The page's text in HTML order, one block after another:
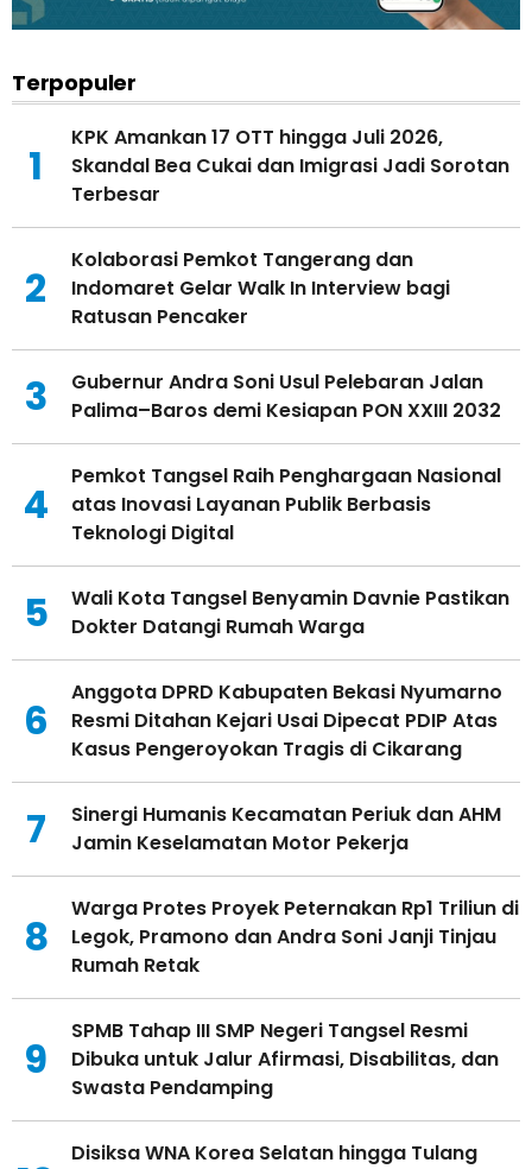
Terpopuler
1
KPK Amankan 17 OTT hingga Juli 2026,
Skandal Bea Cukai dan Imigrasi Jadi Sorotan
Terbesar
2
Kolaborasi Pemkot Tangerang dan
Indomaret Gelar Walk In Interview bagi
Ratusan Pencaker
3
Gubernur Andra Soni Usul Pelebaran Jalan
Palima–Baros demi Kesiapan PON XXIII 2032
4
Pemkot Tangsel Raih Penghargaan Nasional
atas Inovasi Layanan Publik Berbasis
Teknologi Digital
5
Wali Kota Tangsel Benyamin Davnie Pastikan
Dokter Datangi Rumah Warga
6
Anggota DPRD Kabupaten Bekasi Nyumarno
Resmi Ditahan Kejari Usai Dipecat PDIP Atas
Kasus Pengeroyokan Tragis di Cikarang
7
Sinergi Humanis Kecamatan Periuk dan AHM
Jamin Keselamatan Motor Pekerja
8
Warga Protes Proyek Peternakan Rp1 Triliun di
Legok, Pramono dan Andra Soni Janji Tinjau
Rumah Retak
9
SPMB Tahap III SMP Negeri Tangsel Resmi
Dibuka untuk Jalur Afirmasi, Disabilitas, dan
Swasta Pendamping
Disiksa WNA Korea Selatan hingga Tulang